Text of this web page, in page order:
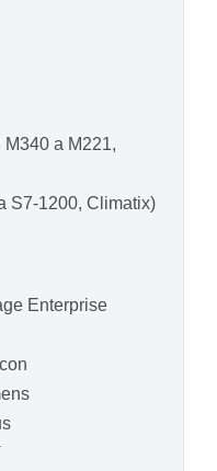
a M221,
S7-1200, Climatix)
Enterprise